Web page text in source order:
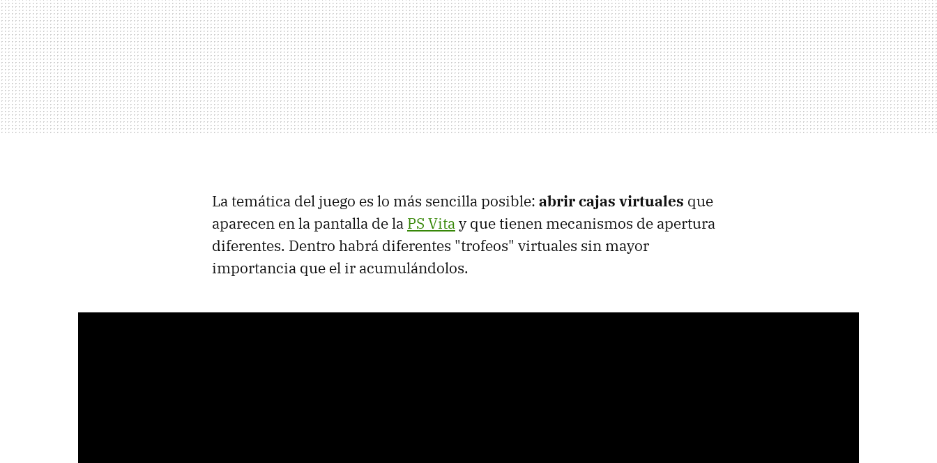
La temática del juego es lo más sencilla posible: abrir cajas virtuales que
aparecen en la pantalla de la PS Vitay que tienen mecanismos de apertura
diferentes. Dentro habrá diferentes "trofeos" virtuales sin mayor
importancia que el ir acumulándolos.